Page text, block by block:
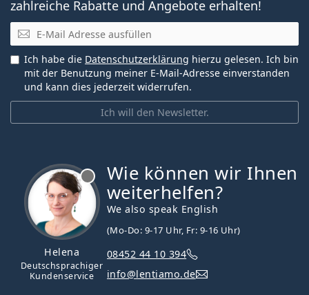
zahlreiche Rabatte und Angebote erhalten!
E-Mail
Ich will den Newsletter.
Ich habe die Datenschutzerklärung hierzu gelesen. Ich bin
mit der Benutzung meiner E-Mail-Adresse einverstanden
und kann dies jederzeit widerrufen.
Helena
Deutschsprachiger
Kundenservice
Wie können wir Ihnen
weiterhelfen?
We also speak English
(Mo-Do: 9-17 Uhr, Fr: 9-16 Uhr)
08452 44 10 394
info@lentiamo.de